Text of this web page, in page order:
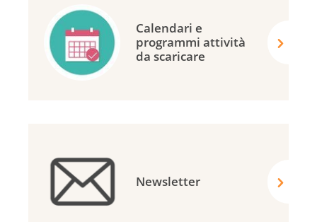
Calendari e
programmi attività
da scaricare
Newsletter